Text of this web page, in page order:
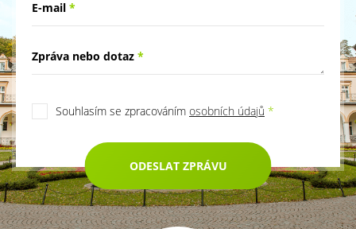
E-mail *
Zpráva nebo dotaz *
Souhlasím se zpracováním osobních údajů *
ODESLAT ZPRÁVU